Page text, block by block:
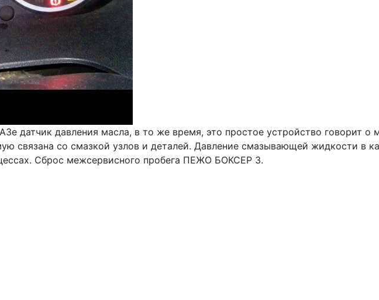
датчик давления масла, в то же время, это простое устройство говорит о
связана со смазкой узлов и деталей. Давление смазывающей жидкости в
Сброс межсервисного пробега ПЕЖО БОКСЕР 3.